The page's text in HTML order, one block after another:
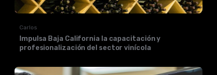
Carlos
Impulsa Baja California la capacitación y
profesionalización del sector vinícola